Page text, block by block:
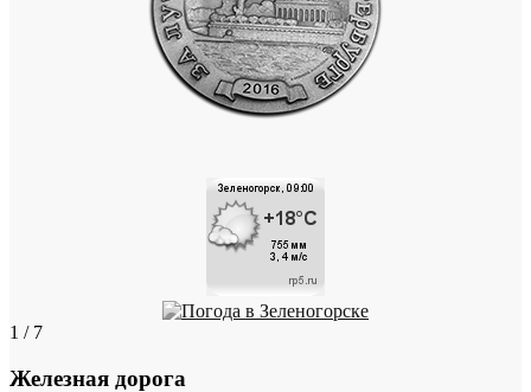
1 / 7
Железная дорога